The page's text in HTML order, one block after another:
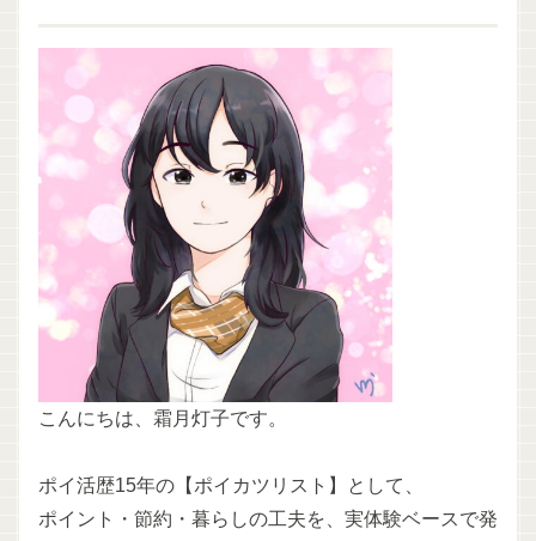
こんにちは、霜月灯子です。
ポイ活歴15年の【ポイカツリスト】として、
ポイント・節約・暮らしの工夫を、実体験ベースで発